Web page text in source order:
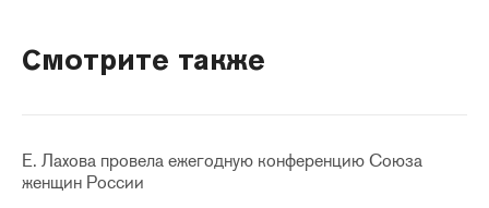
Смотрите также
Е. Лахова провела ежегодную конференцию Союза
женщин России